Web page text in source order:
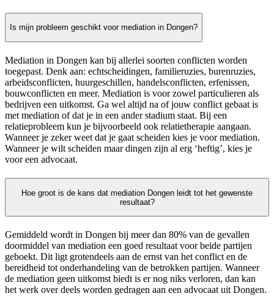
Is mijn probleem geschikt voor mediation in Dongen?
Mediation in Dongen kan bij allerlei soorten conflicten worden
toegepast. Denk aan: echtscheidingen, familieruzies, burenruzies,
arbeidsconflicten, huurgeschillen, handelsconflicten, erfenissen,
bouwconflicten en meer. Mediation is voor zowel particulieren als
bedrijven een uitkomst. Ga wel altijd na of jouw conflict gebaat is
met mediation of dat je in een ander stadium staat. Bij een
relatieprobleem kun je bijvoorbeeld ook relatietherapie aangaan.
Wanneer je zeker weet dat je gaat scheiden kies je voor mediation.
Wanneer je wilt scheiden maar dingen zijn al erg ‘heftig’, kies je
voor een advocaat.
Hoe groot is de kans dat mediation Dongen leidt tot het gewenste
resultaat?
Gemiddeld wordt in Dongen bij meer dan 80% van de gevallen
doormiddel van mediation een goed resultaat voor beide partijen
geboekt. Dit ligt grotendeels aan de ernst van het conflict en de
bereidheid tot onderhandeling van de betrokken partijen. Wanneer
de mediation geen uitkomst biedt is er nog niks verloren, dan kan
het werk over deels worden gedragen aan een advocaat uit Dongen.